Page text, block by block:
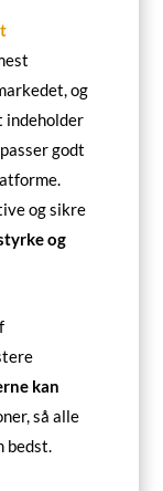
og
indeholder
godt
og sikre
og
kan
så alle
bedst.